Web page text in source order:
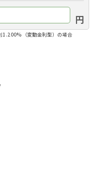
円
（変動金利型）の場合